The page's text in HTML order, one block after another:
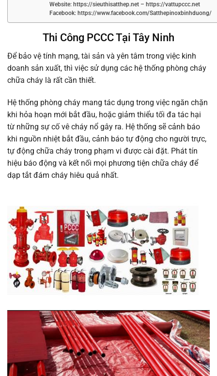
Website: https://sieuthisatthep.net – https://vattupccc.net
Facebook: https://www.facebook.com/Satthepinoxbinhduong/
Thi Công PCCC Tại Tây Ninh
Để bảo vệ tính mạng, tài sản và yên tâm trong việc kinh
doanh sản xuất, thì việc sử dụng các hệ thống phòng cháy
chữa cháy là rất cần thiết.
Hệ thống phòng cháy mang tác dụng trong việc ngăn chặn
khi hỏa hoạn mới bắt đầu, hoặc giảm thiểu tối đa tác hại
từ những sự cố vê cháy nổ gây ra. Hệ thống sẽ cảnh báo
khi nguồn nhiệt bắt đầu, cảnh báo tự động cho người trực,
tự động chữa cháy trong phạm vi được cài đặt. Phát tín
hiệu báo động và kết nối mọi phương tiện chữa cháy để
dạp tắt đám cháy hiêu quả nhất.